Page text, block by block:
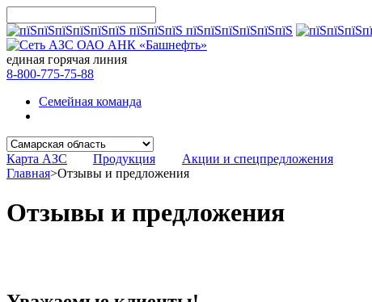
единая горячая линия
8-800-775-75-88
Семейная команда
Карта АЗС Продукция Акции и спецпредложения
Главная>Отзывы и предложения
Отзывы и предложения